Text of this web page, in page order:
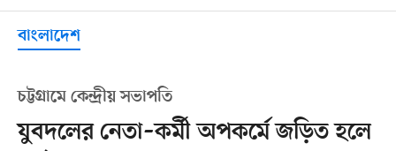
বাংলাদেশ
চট্টগ্রামে কেন্দ্রীয় সভাপতি
যুবদলের নেতা–কর্মী অপকর্মে জড়িত হলে